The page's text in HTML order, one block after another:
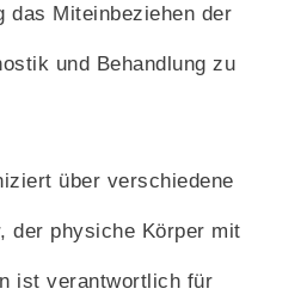
das Miteinbeziehen der
und Behandlung zu
über verschiedene
der physiche Körper mit
ist verantwortlich für